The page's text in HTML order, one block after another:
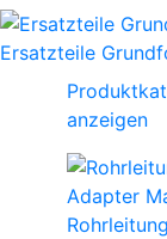
Ersatzteile
anzeigen